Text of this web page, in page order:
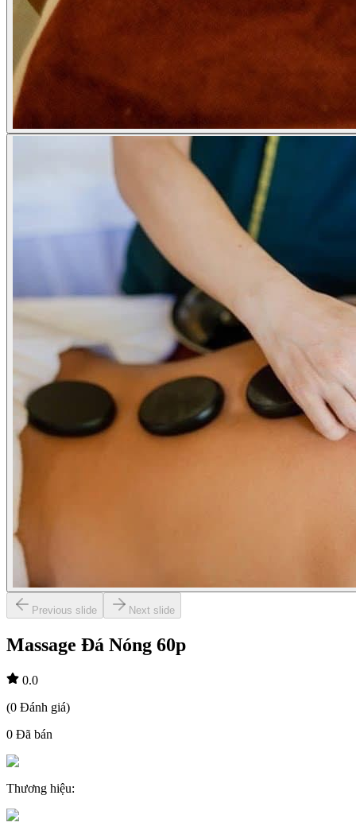
Previous slide Next slide
Massage Đá Nóng 60p
0.0
(0 Đánh giá)
0 Đã bán
Thương hiệu: